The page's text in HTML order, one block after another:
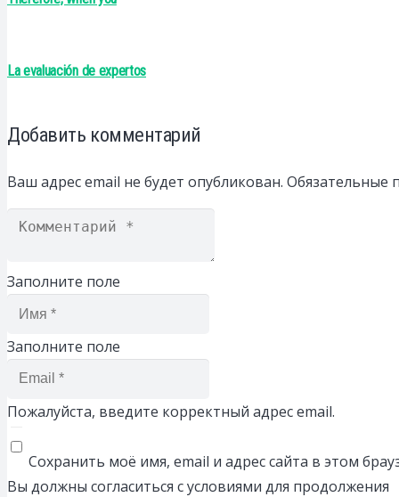
La evaluación de expertos
Добавить комментарий
Ваш адрес email не будет опубликован. Обязательные
Заполните поле
Заполните поле
Пожалуйста, введите корректный адрес email.
Сохранить моё имя, email и адрес сайта в этом
Вы должны согласиться с условиями для продолжения